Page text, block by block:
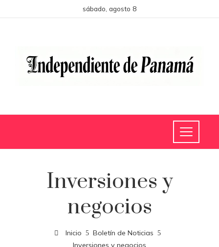
sábado, agosto 8
Inversiones y
negocios
Inicio
Boletín de Noticias
Inversiones y negocios